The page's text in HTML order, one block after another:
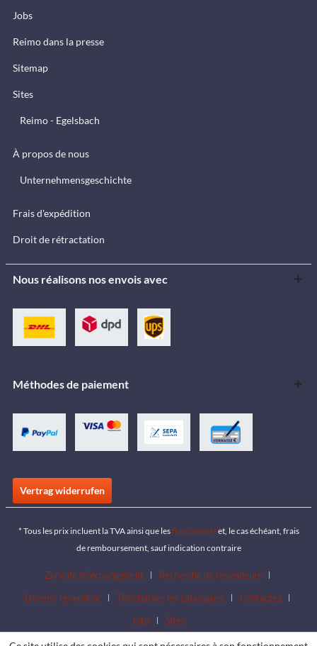
Jobs
Reimo dans la presse
Sitemap
Sites
Reimo - Egelsbach
À propos de nous
Unternehmensgeschichte
Frais d'expédition
Droit de rétractation
Nous réalisons nos envois avec
Méthodes de paiement
Vertrag widerrufen
* Tous les prix incluent la TVA ainsi que lesfrais de portet, le cas échéant, frais
de remboursement, sauf indication contraire
Zone de téléchargement
Recherche de revendeurs
Devenir revendeur
Télécharger les catalogues
Contactez
Jobs
Sites